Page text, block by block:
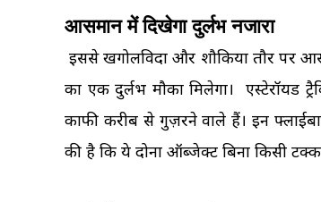
आसमान में दिखेगा दुर्लभ नजारा
इससे खगोलविदों और शौकिया तौर पर
का एक दुर्लभ मौका मिलेगा। एस्टेरॉयड
काफी करीब से गुज़रने वाले हैं। इन
की है कि ये दोनों ऑब्जेक्ट बिना किसी